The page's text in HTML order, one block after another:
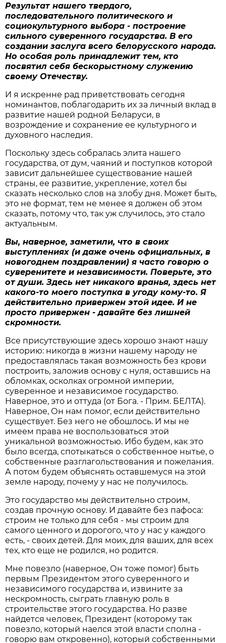
Результат нашего твердого,
последовательного политического и
социокультурного выбора - построение
сильного суверенного государства. В его
создании заслуга всего белорусского народа.
Но особая роль принадлежит тем, кто
посвятил себя бескорыстному служению
своему Отечеству.
И я искренне рад приветствовать сегодня
номинантов, поблагодарить их за личный вклад в
развитие нашей родной Беларуси, в
возрождение и сохранение ее культурного и
духовного наследия.
Поскольку здесь собралась элита нашего
государства, от дум, чаяний и поступков которой
зависит дальнейшее существование нашей
страны, ее развитие, укрепление, хотел бы
сказать несколько слов на злобу дня. Может быть,
это не формат, тем не менее я должен об этом
сказать, потому что, так уж случилось, это стало
актуальным.
Вы, наверное, заметили, что в своих
выступлениях (и даже очень официальных, в
новогоднем поздравлении) я часто говорю о
суверенитете и независимости. Поверьте, это
от души. Здесь нет никакого вранья, здесь нет
какого-то моего поступка в угоду кому-то. Я
действительно привержен этой идее. И не
просто привержен - давайте без лишней
скромности.
Все присутствующие здесь хорошо знают нашу
историю: никогда в жизни нашему народу не
предоставлялась такая возможность без крови
построить, заложив основу с нуля, оставшись на
обломках, осколках огромной империи,
суверенное и независимое государство.
Наверное, это и оттуда (от Бога. - Прим. БЕЛТА).
Наверное, Он нам помог, если действительно
существует. Без него не обошлось. И мы не
имеем права не воспользоваться этой
уникальной возможностью. Ибо будем, как это
было всегда, спотыкаться о собственное нытье, о
собственные разглагольствования и пожелания.
А потом будем объяснять оставшемуся на этой
земле народу, почему у нас не получилось.
Это государство мы действительно строим,
создав прочную основу. И давайте без пафоса:
строим не только для себя - мы строим для
самого ценного и дорогого, что у нас у каждого
есть, - своих детей. Для моих, для ваших, для всех
тех, кто еще не родился, но родится.
Мне повезло (наверное, Он тоже помог) быть
первым Президентом этого суверенного и
независимого государства и, извините за
нескромность, сыграть главную роль в
строительстве этого государства. Но разве
найдется человек, Президент (которому так
повезло, который наелся этой власти сполна -
говорю вам откровенно), который собственными